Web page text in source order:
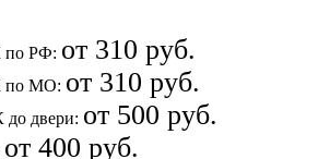
по РФ: от 310 руб.
по МО: от 310 руб.
двери: от 500 руб.
от 400 руб.